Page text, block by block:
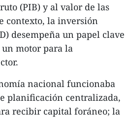
(PIB) y al valor de las
contexto, la inversión
desempeña un papel clave
motor para la
nacional funcionaba
planificación centralizada,
recibir capital foráneo; la